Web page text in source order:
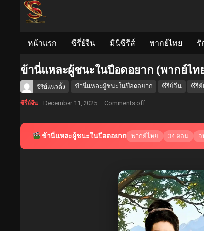
หน้าแรก ซีรี่ย์จีน มินิซีรีส์ พากย์ไทย รั
ข้านี่แหละผู้ชนะในปีอดอยาก (พากย์ไท
ซีรี่ย์แนวตั้ง ข้านี่แหละผู้ชนะในปีอดอยาก ซีรี่ย์จีน ซีรี่ย์
ซีรี่ย์จีน December 11, 2025 · Comments off
ข้านี่แหละผู้ชนะในปีอดอยาก พากย์ไทย 34 ตอน จ